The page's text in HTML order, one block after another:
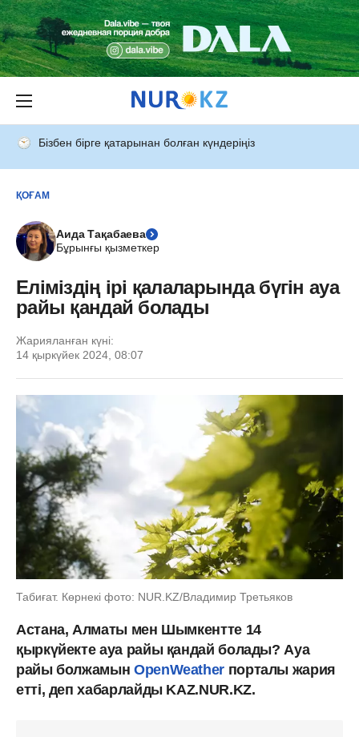
Бізбен бірге қатарынан болған күндеріңіз
ҚОҒАМ
Аида Тақабаева
Бұрынғы қызметкер
Еліміздің ірі қалаларында бүгін ауа
райы қандай болады
Жарияланған күні:
14 қыркүйек 2024, 08:07
Табиғат. Көрнекі фото: NUR.KZ/Владимир Третьяков
Астана, Алматы мен Шымкентте 14
қыркүйекте ауа райы қандай болады? Ауа
райы болжамын OpenWeather порталы жария
етті, деп хабарлайды KAZ.NUR.KZ.